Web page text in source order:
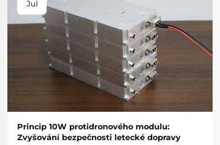
Jul
Princip 10W protidronového modulu:
Zvyšování bezpečnosti letecké dopravy